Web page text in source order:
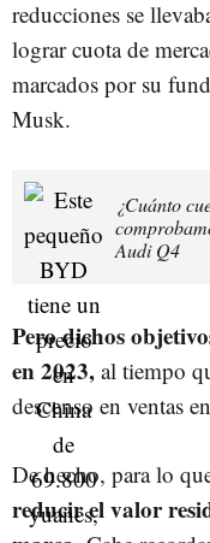
reducciones se
lograr cuota de
marcados por su
Musk.
¿Cuánto
Audi Q4
Pero dichos
en 2023, al tiempo
descenso en ventas
De hecho, para lo
reducir el valor